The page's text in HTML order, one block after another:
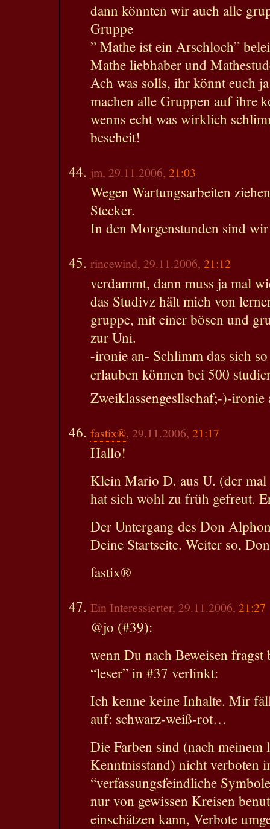
dann könnten wir auch alle
Gruppe
” Mathe ist ein Arschloch”
Mathe liebhaber und
Ach was solls, ihr könnt euch
machen alle Gruppen auf ihre
wenns echt was wirklich
bescheit!
jm, 29.11.2006, 21:03
Wegen Wartungsarbeiten
Stecker.
In den Morgenstunden sind
rincewind, 29.11.2006, 21:12
verdammt, dann muss ja mal
das Studivz hält mich von
gruppe, mit einer bösen und
zur Uni.
-ironie an- Schlimm das sich
erlauben können bei 500
Zweiklassengesllschaf;-)-ironie
fastix®, 29.11.2006, 21:17
Hallo!
Klein Mario D. aus U. (der
hat sich wohl zu früh gefreut.
Der Untergang des Don
Deine Startseite. Weiter so,
fastix®
Ein Interessierter, 29.11.2006, 21:27
@jo (#39):
wenn Du nach Beweisen
“leser” in #37 verlinkt:
Ich kenne keine Inhalte. Mir
auf: schwarz-weiß-rot…
Die Farben sind (nach meinem
Kenntnisstand) nicht verboten
“verfassungsfeindliche
nur von gewissen Kreisen
einschätzen kann, Verbote